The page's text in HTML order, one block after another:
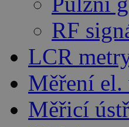
RF
LCR
Měření
Měřicí